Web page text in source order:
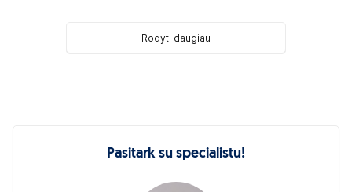
Rodyti daugiau
Pasitark su specialistu!